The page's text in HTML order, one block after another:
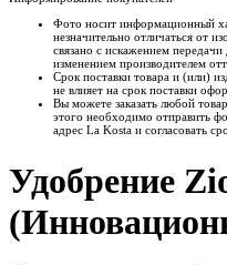
Фото носит информационный
незначительно отличаться от
связано с искажением
изменением производителем
Срок поставки товара и (или)
не влияет на срок поставки
Вы можете заказать любой
этого необходимо отправить
адрес La Kosta и согласовать
Удобрение